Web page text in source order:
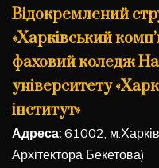
Відокремлений
«Харківський
фаховий коледж
університету
інститут»
Адреса: 61002,
Архітектора Бекетова)